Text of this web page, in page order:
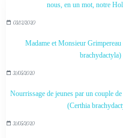
nous, en un mot, notre
03/12/2020
Madame et Monsieur
31/05/2020
Nourrissage de jeunes par un couple
(Certhia
31/05/2020